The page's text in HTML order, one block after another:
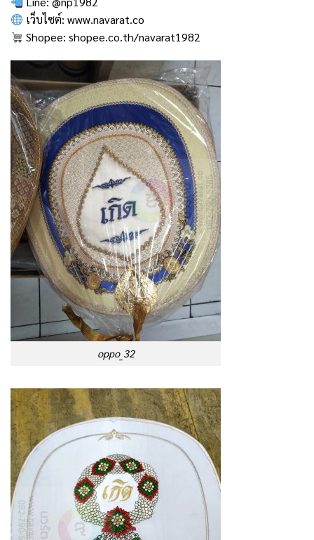
เว็บไซต์:www.navarat.co
Shopee:shopee.co.th/navarat1982
oppo_32